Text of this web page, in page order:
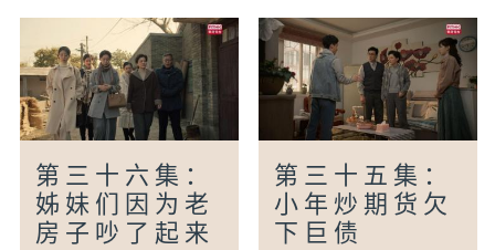
第三十六集：
姊妹们因为老
房子吵了起来
第三十五集：
小年炒期货欠
下巨债